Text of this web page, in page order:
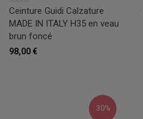
Ceinture Guidi Calzature
MADE IN ITALY H35 en veau
brun foncé
98,00 €
30%